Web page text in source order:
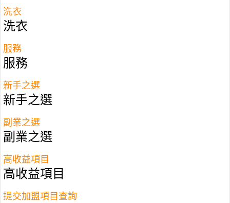
洗衣
洗衣
服務
服務
新手之選
新手之選
副業之選
副業之選
高收益項目
高收益項目
提交加盟項目查詢
Cake
Asok Thai Cake 以大膽創新手法重新演繹傳統口味。
品牌將椰子的鮮甜、芒果的熱情、斑蘭葉的芬芳及榴
槤的滋味組合調配，發掘嶄新配搭，精心炮製每款甜